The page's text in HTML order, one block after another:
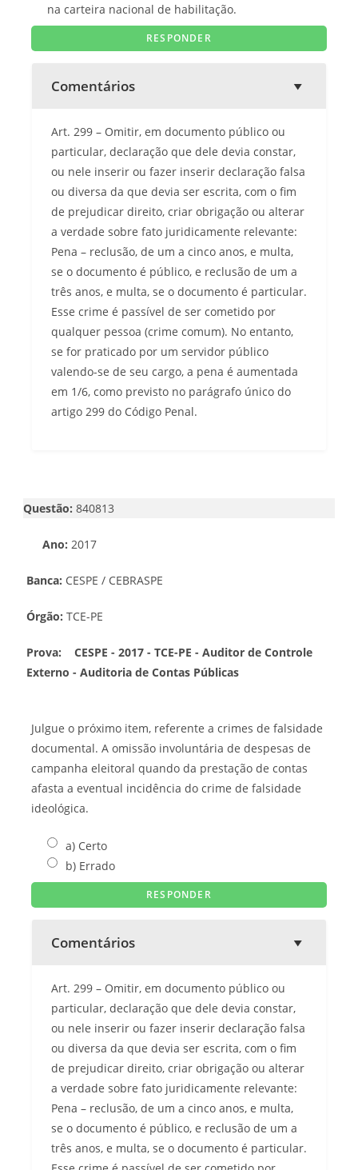
na carteira nacional de habilitação.
Comentários
Art. 299 – Omitir, em documento público ou
particular, declaração que dele devia constar,
ou nele inserir ou fazer inserir declaração falsa
ou diversa da que devia ser escrita, com o fim
de prejudicar direito, criar obrigação ou alterar
a verdade sobre fato juridicamente relevante:
Pena – reclusão, de um a cinco anos, e multa,
se o documento é público, e reclusão de um a
três anos, e multa, se o documento é particular.
Esse crime é passível de ser cometido por
qualquer pessoa (crime comum). No entanto,
se for praticado por um servidor público
valendo-se de seu cargo, a pena é aumentada
em 1/6, como previsto no parágrafo único do
artigo 299 do Código Penal.
Questão: 840813
Ano: 2017
Banca: CESPE / CEBRASPE
Órgão: TCE-PE
Prova:
CESPE - 2017 - TCE-PE - Auditor de Controle
Externo - Auditoria de Contas Públicas
Julgue o próximo item, referente a crimes de falsidade
documental. A omissão involuntária de despesas de
campanha eleitoral quando da prestação de contas
afasta a eventual incidência do crime de falsidade
ideológica.
a) Certo
b) Errado
Comentários
Art. 299 – Omitir, em documento público ou
particular, declaração que dele devia constar,
ou nele inserir ou fazer inserir declaração falsa
ou diversa da que devia ser escrita, com o fim
de prejudicar direito, criar obrigação ou alterar
a verdade sobre fato juridicamente relevante:
Pena – reclusão, de um a cinco anos, e multa,
se o documento é público, e reclusão de um a
três anos, e multa, se o documento é particular.